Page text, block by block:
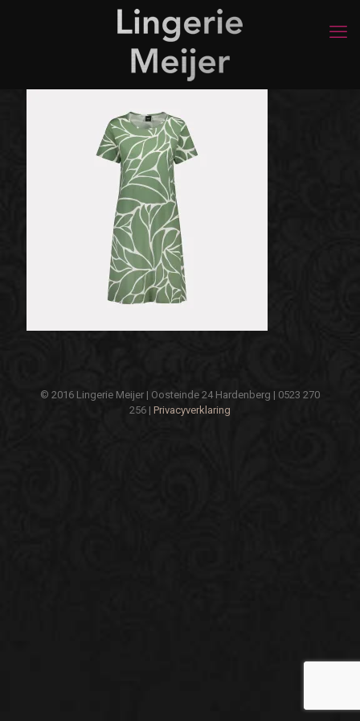
© 2016 Lingerie Meijer | Oosteinde 24 Hardenberg | 0523 270
256 | Privacyverklaring